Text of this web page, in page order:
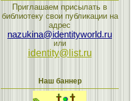
Приглашаем присылать в
библиотеку свои публикации на
адрес
nazukina@identityworld.ru
или
identity@list.ru
Наш баннер